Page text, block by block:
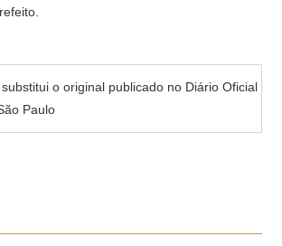
o original publicado no Diário Oficial
Paulo